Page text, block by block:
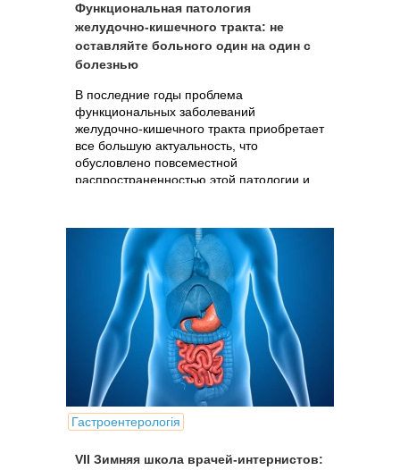
Функциональная патология
желудочно-кишечного тракта: не
оставляйте больного один на один с
болезнью
В последние годы проблема
функциональных заболеваний
желудочно-кишечного тракта приобретает
все большую актуальность, что
обусловлено повсеместной
распространенностью этой патологии и
Гастроентерологія
VII Зимняя школа врачей-интернистов: